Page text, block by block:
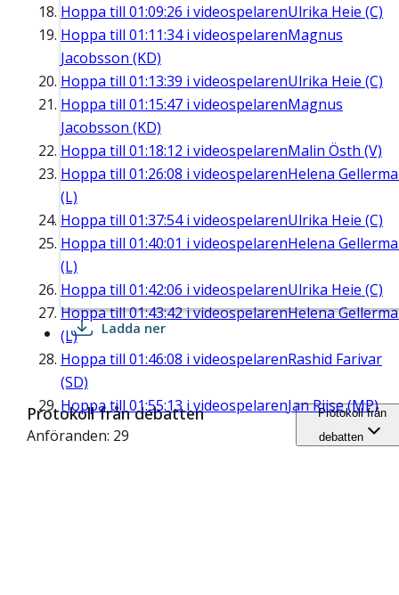
Hoppa till 01:09:26 i videospelarenUlrika Heie (C)
Hoppa till 01:11:34i videospelarenMagnus
Jacobsson (KD)
Hoppa till 01:13:39 i videospelarenUlrika Heie (C)
Hoppa till 01:15:47 i videospelarenMagnus
Jacobsson (KD)
Hoppa till 01:18:12 i videospelarenMalin Östh (V)
Hoppa till 01:26:08 i videospelarenHelena
(L)
Hoppa till 01:37:54i videospelarenUlrika Heie (C)
Hoppa till 01:40:01 i videospelarenHelena
(L)
Hoppa till 01:42:06 i videospelarenUlrika Heie (C)
Hoppa till01:43:42i videospelarenHelena
(L)
Hoppa till 01:46:08 i videospelarenRashid Farivar
(SD)
Hoppa till 01:55:13 i videospelarenJan Riise (MP)
Ladda ner
Protokoll från debatten
Anföranden: 29
Protokoll från
debatten